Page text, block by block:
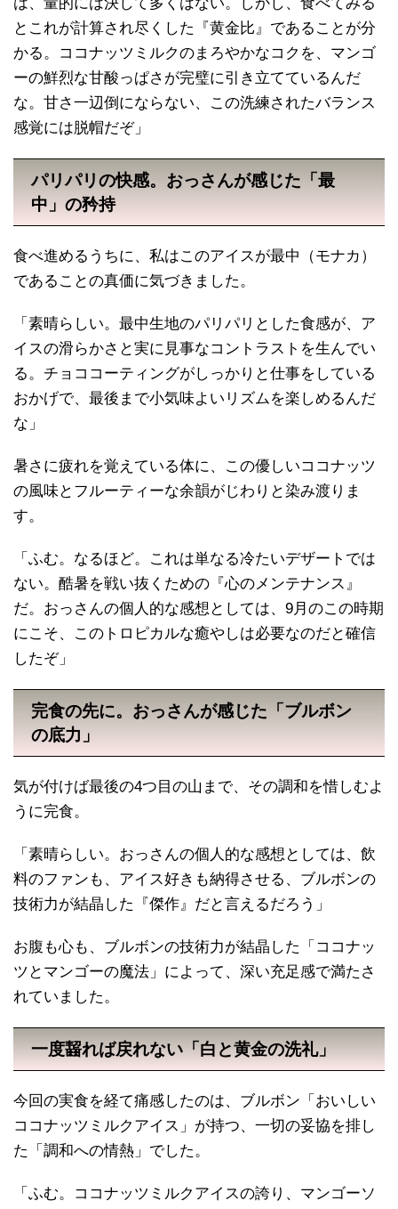
とこれが計算され尽くした『黄金比』であることが分
かる。ココナッツミルクのまろやかなコクを、マンゴ
ーの鮮烈な甘酸っぱさが完璧に引き立てているんだ
な。甘さ一辺倒にならない、この洗練されたバランス
感覚には脱帽だぞ」
パリパリの快感。おっさんが感じた「最
中」の矜持
食べ進めるうちに、私はこのアイスが最中（モナカ）
であることの真価に気づきました。
「素晴らしい。最中生地のパリパリとした食感が、ア
イスの滑らかさと実に見事なコントラストを生んでい
る。チョココーティングがしっかりと仕事をしている
おかげで、最後まで小気味よいリズムを楽しめるんだ
な」
暑さに疲れを覚えている体に、この優しいココナッツ
の風味とフルーティーな余韻がじわりと染み渡りま
す。
「ふむ。なるほど。これは単なる冷たいデザートでは
ない。酷暑を戦い抜くための『心のメンテナンス』
だ。おっさんの個人的な感想としては、9月のこの時期
にこそ、このトロピカルな癒やしは必要なのだと確信
したぞ」
完食の先に。おっさんが感じた「ブルボン
の底力」
気が付けば最後の4つ目の山まで、その調和を惜しむよ
うに完食。
「素晴らしい。おっさんの個人的な感想としては、飲
料のファンも、アイス好きも納得させる、ブルボンの
技術力が結晶した『傑作』だと言えるだろう」
お腹も心も、ブルボンの技術力が結晶した「ココナッ
ツとマンゴーの魔法」によって、深い充足感で満たさ
れていました。
一度齧れば戻れない「白と黄金の洗礼」
今回の実食を経て痛感したのは、ブルボン「おいしい
ココナッツミルクアイス」が持つ、一切の妥協を排し
た「調和への情熱」でした。
「ふむ。ココナッツミルクアイスの誇り、マンゴーソ